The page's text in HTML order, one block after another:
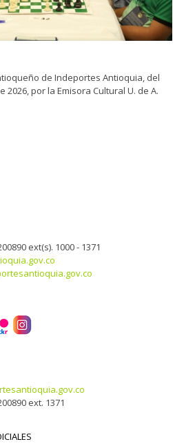
de Indeportes Antioquia, del
2026, por la Emisora Cultural U. de A.
ext(s). 1000 - 1371
ext. 1371